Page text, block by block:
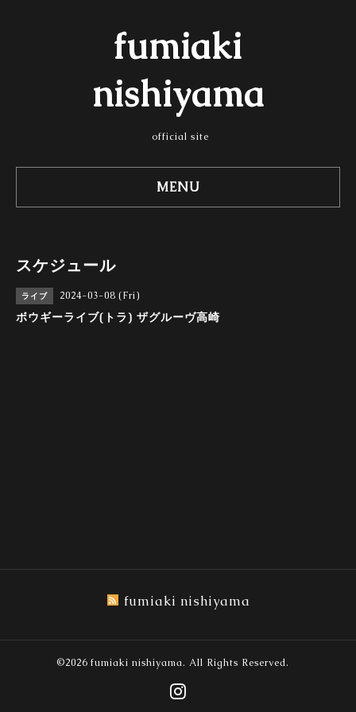
fumiaki
nishiyama
official site
MENU
スケジュール
ライブ 2024-03-08 (Fri)
ボウギーライブ(トラ) ザグルーヴ高崎
fumiaki nishiyama
©2026 fumiaki nishiyama. All Rights Reserved.